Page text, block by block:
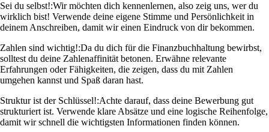
Sei du selbst!:Wir möchten dich kennenlernen, also zeig uns, wer du
wirklich bist! Verwende deine eigene Stimme und Persönlichkeit in
deinem Anschreiben, damit wir einen Eindruck von dir bekommen.
Zahlen sind wichtig!:Da du dich für die Finanzbuchhaltung bewirbst,
solltest du deine Zahlenaffinität betonen. Erwähne relevante
Erfahrungen oder Fähigkeiten, die zeigen, dass du mit Zahlen
umgehen kannst und Spaß daran hast.
Struktur ist der Schlüssel!:Achte darauf, dass deine Bewerbung gut
strukturiert ist. Verwende klare Absätze und eine logische Reihenfolge,
damit wir schnell die wichtigsten Informationen finden können.